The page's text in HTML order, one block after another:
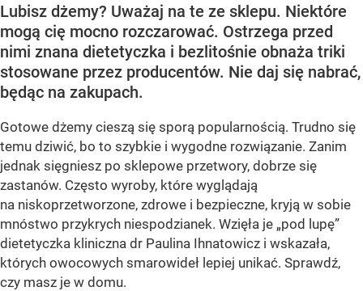
Lubisz dżemy? Uważaj na te ze sklepu. Niektóre
mogą cię mocno rozczarować. Ostrzega przed
nimi znana dietetyczka i bezlitośnie obnaża triki
stosowane przez producentów. Nie daj się nabrać,
będąc na zakupach.
Gotowe dżemy cieszą się sporą popularnością. Trudno się
temu dziwić, bo to szybkie i wygodne rozwiązanie. Zanim
jednak sięgniesz po sklepowe przetwory, dobrze się
zastanów. Często wyroby, które wyglądają
na niskoprzetworzone, zdrowe i bezpieczne, kryją w sobie
mnóstwo przykrych niespodzianek. Wzięła je „pod lupę”
dietetyczka kliniczna dr Paulina Ihnatowicz i wskazała,
których owocowych smarowideł lepiej unikać. Sprawdź,
czy masz je w domu.